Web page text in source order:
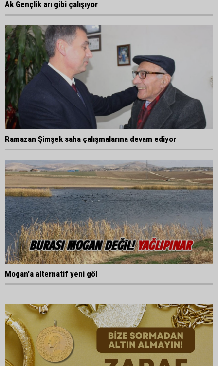
Ak Gençlik arı gibi çalışıyor
Ramazan Şimşek saha çalışmalarına devam ediyor
Mogan'a alternatif yeni göl